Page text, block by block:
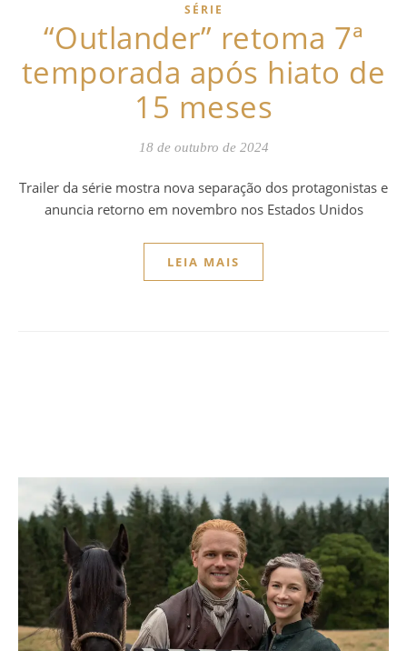
SÉRIE
“Outlander” retoma 7ª
temporada após hiato de
15 meses
18 de outubro de 2024
Trailer da série mostra nova separação dos protagonistas e
anuncia retorno em novembro nos Estados Unidos
LEIA MAIS